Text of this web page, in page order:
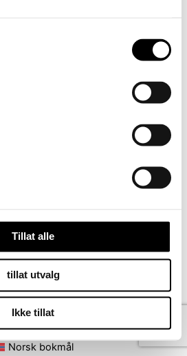
Tillat alle
tillat utvalg
Ikke tillat
Kontakt oss på
Vilkår for kjøp
Norsk bokmål